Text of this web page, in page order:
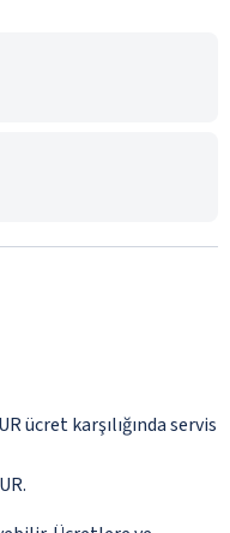
ücret karşılığında servis